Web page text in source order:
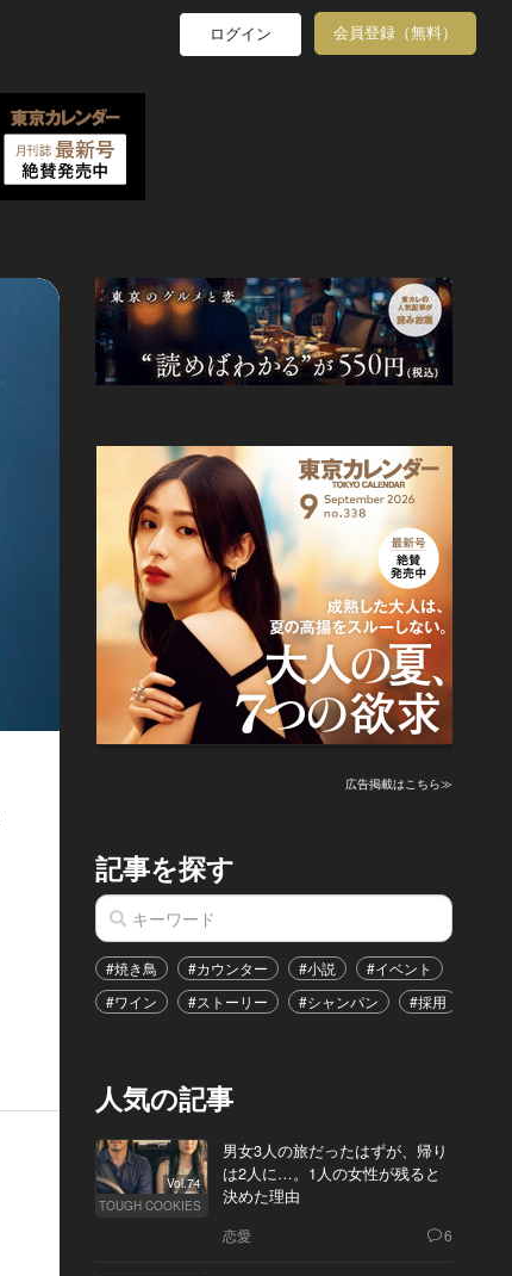
ログイン 会員登録（無料）
広告掲載はこちら≫
記事を探す
#焼き鳥 #カウンター #小説 #イベント
#ワイン
#ストーリー #シャンパン #採用
人気の記事
Vol.74
TOUGH COOKIES
男女3人の旅だったはずが、帰り
は2人に…。1人の女性が残ると
決めた理由
恋愛 6